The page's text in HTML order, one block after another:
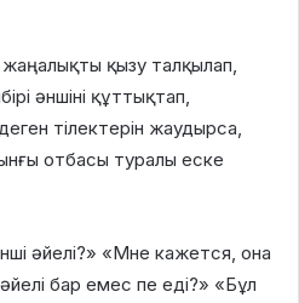
қызу талқылап,
әншіні құттықтап,
тілектерін жаудырса,
отбасы туралы еске
әйелі?» «Мне кажется, она
бар емес пе еді?» «Бұл